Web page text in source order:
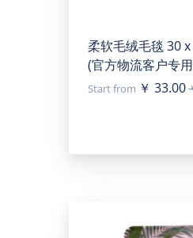
柔软毛绒毛毯 30
(官方物流客户专
Start from ￥ 33.00